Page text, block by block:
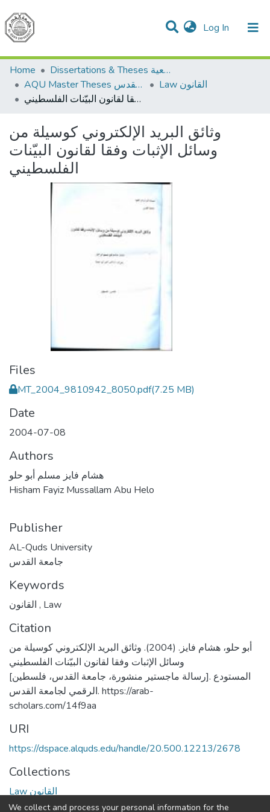
Log In (current)
Communities & Collections
All of DSpace
Home
Dissertations & Theses الرسائل الجامعية
AQU Master Theses الرسائل الجامعية الخاصة بجامعة القدس
Law القانون
وثائق البريد الإلكتروني كوسيلة من وسائل الإثبات وفقا لقانون البيّنات الفلسطيني
وثائق البريد الإلكتروني كوسيلة من
وسائل الإثبات وفقا لقانون البيّنات
الفلسطيني
Files
MT_2004_9810942_8050.pdf(7.25 MB)
Date
2004-07-08
Authors
هشام فايز مسلم أبو حلو
Hisham Fayiz Mussallam Abu Helo
Publisher
AL-Quds University
جامعة القدس
Keywords
, Law
Citation
أبو حلو، هشام فايز. (2004). وثائق البريد الإلكتروني كوسيلة من
وسائل الإثبات وفقا لقانون البيّنات الفلسطيني
[رسالة ماجستير منشورة، جامعة القدس، فلسطين]. المستودع
الرقمي لجامعة القدس. https://arab-
scholars.com/14f9aa
URI
https://dspace.alquds.edu/handle/20.500.12213/2678
Collections
Law القانون
We collect and process your personal information for the